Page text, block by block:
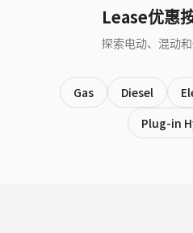
Lease优惠
探索电动、混动
Gas Diesel
Plug-in